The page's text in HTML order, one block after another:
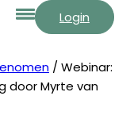
Login
/ Webinar:
door Myrte van